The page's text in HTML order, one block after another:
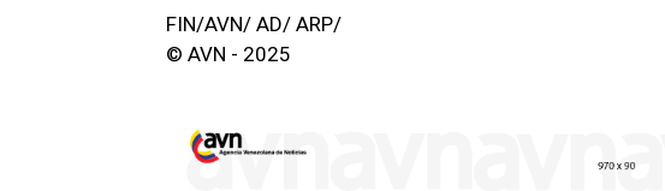
FIN/AVN/ AD/ ARP/
© AVN - 2025